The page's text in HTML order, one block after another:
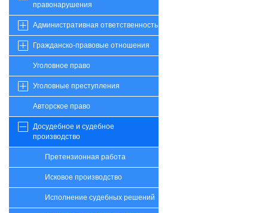
правонарушения
Административная ответственность
Гражданско-правовые отношения
Уголовное право
Уголовные преступления
Авторское право
Досудебное и судебное
производство
Претензионная работа
Исковое производство
Исполнение судебных решений